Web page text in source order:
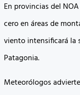
En provincias del
cero en áreas de
viento intensificará la
Patagonia.
Meteorólogos